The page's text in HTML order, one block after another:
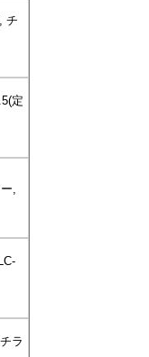
チ
定
,
ラ